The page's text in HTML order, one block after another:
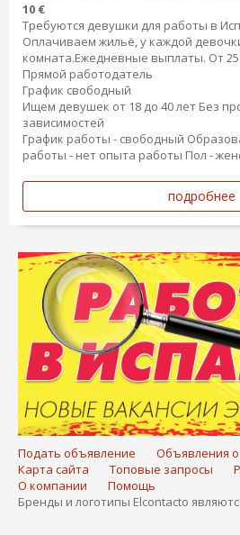
10 €
Требуются девушки для работы в
Оплачиваем жильё, у каждой
комната.Ежедневные выплаты. От
Прямой работодатель
График свободный
Ищем девушек от 18 до 40 лет Без
зависимостей
График работы - свободный
работы - нет опыта работы Пол -
подробнее
Подать объявление
Объявления
Карта сайта
Топовые запросы
О компании
Помощь
Бренды и логотипы Elcontacto